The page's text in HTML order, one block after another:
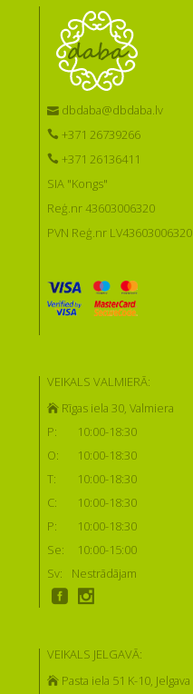
dbdaba@dbdaba.lv
+371 26739266
+371 26136411
SIA "Kongs"
Reģ.nr 43603006320
PVN Reģ.nr LV43603006320
VEIKALS VALMIERĀ:
Rīgas iela 30, Valmiera
P:
10:00-18:30
O:
10:00-18:30
T:
10:00-18:30
C:
10:00-18:30
P:
10:00-18:30
Se:
10:00-15:00
Sv:
Nestrādājam
VEIKALS JELGAVĀ:
Pasta iela 51 K-10, Jelgava